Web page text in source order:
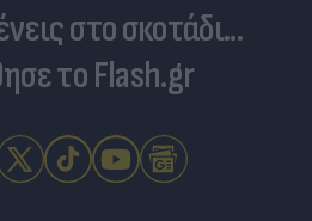
στο σκοτάδι...
το Flash.gr